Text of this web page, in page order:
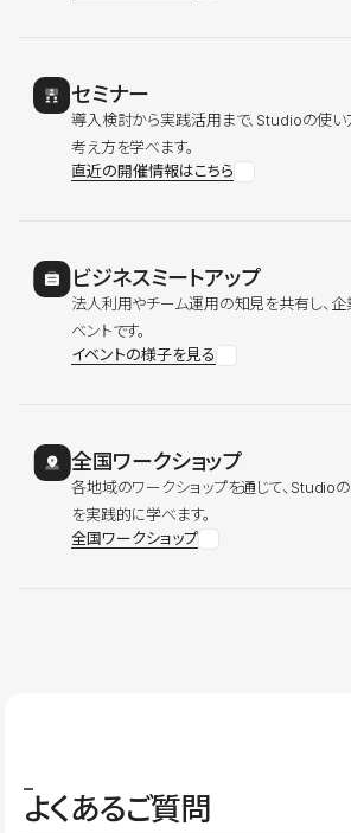
セミナー
導入検討から実践活用まで、Studioの使
考え方を学べます。
直近の開催情報はこちら
ビジネスミートアップ
法人利用やチーム運用の知見を共有し、
ベントです。
イベントの様子を見る
全国ワークショップ
各地域のワークショップを通じて、Studio
を実践的に学べます。
全国ワークショップ
よくあるご質問